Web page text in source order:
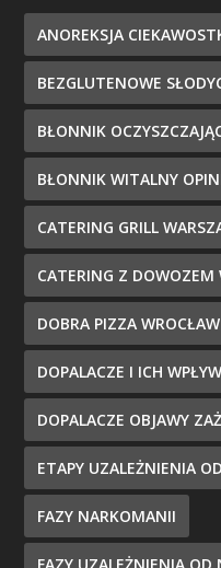
ANOREKSJA
BEZGLUTENOWE
BŁONNIK
BŁONNIK WITALNY
CATERING GRILL
CATERING Z DOWOZEM
DOBRA PIZZA WROCŁAW
DOPALACZE I ICH
DOPALACZE OBJAWY
ETAPY UZALEŻNIENIA
FAZY NARKOMANII